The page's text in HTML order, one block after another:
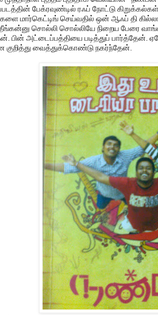
பேக்ரவுண்டில் ரஃப் நோட்டு
மார்கெட்டிங் செய்வதில் ஒன் ஆஃப் தி
சொல்லி சொல்லியே நிறைய பேரை வாங்க
பின் அட்டைப்பத்தியை படித்துப் பார்த்தேன்.
வைத்துக்கொண்டு நகர்ந்தேன்.